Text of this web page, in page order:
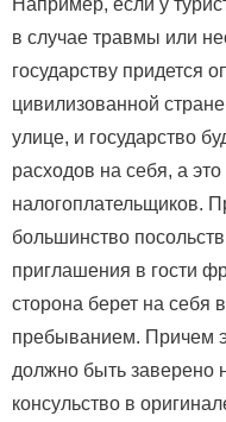
Например, если у
в случае травмы или
государству придется
цивилизованной
улице, и государство
расходов на себя, а это
налогоплательщиков.
большинство
приглашения в гости
сторона берет на себя
пребыванием. Причем
должно быть заверено
консульство в